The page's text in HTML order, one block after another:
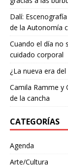
Dalí:
de la Autonomía
Cuando el día no
cuidado corporal
¿La nueva era
Camila Ramme y
de la cancha
CATEGORÍAS
Agenda
Arte/Cultura